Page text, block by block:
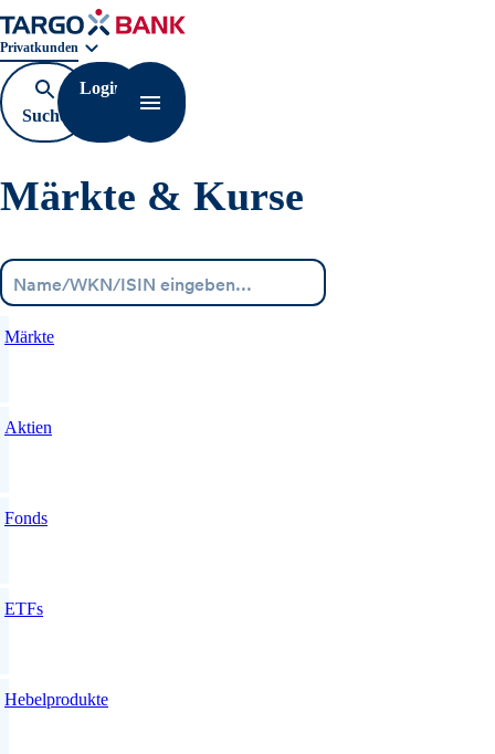
Geschäftsbereichnavigation. Aktuelle Auswahl:
Privatkunden
Suche
öffnen
Login
Navigation öffnen
Märkte & Kurse
Märkte
Aktien
Fonds
ETFs
Hebelprodukte